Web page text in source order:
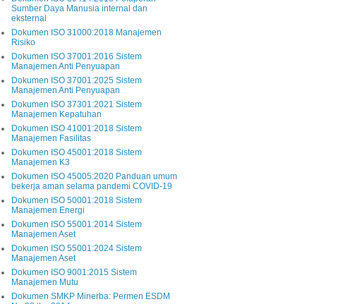
Sumber Daya Manusia internal dan
eksternal
Dokumen ISO 31000:2018 Manajemen
Risiko
Dokumen ISO 37001:2016 Sistem
Manajemen Anti Penyuapan
Dokumen ISO 37001:2025 Sistem
Manajemen Anti Penyuapan
Dokumen ISO 37301:2021 Sistem
Manajemen Kepatuhan
Dokumen ISO 41001:2018 Sistem
Manajemen Fasilitas
Dokumen ISO 45001:2018 Sistem
Manajemen K3
Dokumen ISO 45005:2020 Panduan umum
bekerja aman selama pandemi COVID-19
Dokumen ISO 50001:2018 Sistem
Manajemen Energi
Dokumen ISO 55001:2014 Sistem
Manajemen Aset
Dokumen ISO 55001:2024 Sistem
Manajemen Aset
Dokumen ISO 9001:2015 Sistem
Manajemen Mutu
Dokumen SMKP Minerba: Permen ESDM